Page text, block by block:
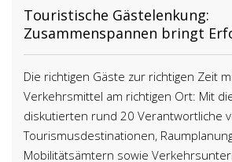
Touristische Gästelenkung:
Zusammenspannen bringt
Die richtigen Gäste zur richtigen Zeit
Verkehrsmittel am richtigen Ort: Mit
diskutierten rund 20 Verantwortliche
Tourismusdestinationen,
Mobilitätsämtern sowie